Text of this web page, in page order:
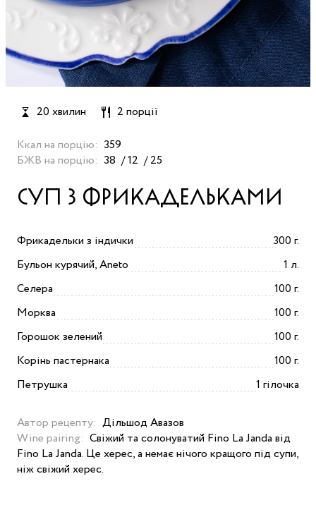
20 хвилин 2 порції
Ккал на порцію: 359
БЖВ на порцію: 38 12 25
СУП З ФРИКАДЕЛЬКАМИ
Фрикадельки з індички
300 г.
Бульон курячий, Aneto
1 л.
Селера
100 г.
Морква
100 г.
Горошок зелений
100 г.
Корінь пастернака
100 г.
Петрушка
1 гілочка
Автор рецепту: Дільшод Авазов
Wine pairing: Свіжий та солонуватий Fino La Janda від
Fino La Janda. Це херес, а немає нічого кращого під супи,
ніж свіжий херес.